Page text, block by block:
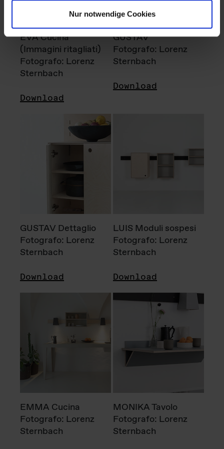
Nur notwendige Cookies
EVA Cucina
(Immagini ritagliati)
Fotografo: Lorenz
Sternbach
Download
GUSTAV
Fotografo: Lorenz
Sternbach
Download
GUSTAV Dettaglio
Fotografo: Lorenz
Sternbach
Download
LUIS Moduli sospesi
Fotografo: Lorenz
Sternbach
Download
EMMA Cucina
Fotografo: Lorenz
Sternbach
MONIKA Tavolo
Fotografo: Lorenz
Sternbach